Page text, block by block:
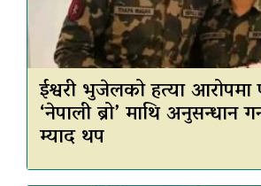
ईश्वरी भुजेलको हत्या आरोपमा
‘नेपाली ब्रो’ माथि अनुसन्धान
म्याद थप